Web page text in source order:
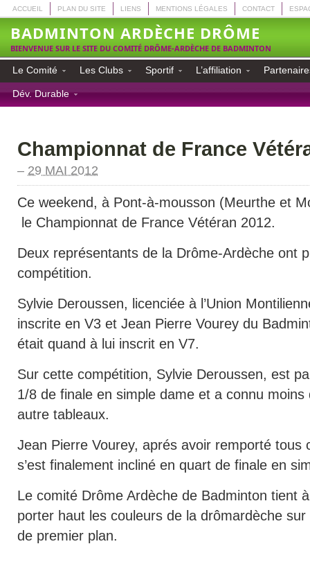
ACCUEIL PLAN DU SITE LIENS MENTIONS LÉGALES CONTACT
BADMINTON ARDÈCHE DRÔME
BIENVENUE SUR LE SITE DU COMITÉ DRÔME-ARDÈCHE DE BADMINTON
Le Comité Les Clubs Sportif L’affiliation
Dév. Durable
Championnat de France
– 29 MAI 2012
Ce weekend, à Pont-à-mousson (Meurthe et
le Championnat de France Vétéran 2012.
Deux représentants de la Drôme-Ardèche ont
compétition.
Sylvie Deroussen, licenciée à l’Union
inscrite en V3 et Jean Pierre Vourey du
était quand à lui inscrit en V7.
Sur cette compétition, Sylvie Deroussen, est
1/8 de finale en simple dame et a connu
autre tableaux.
Jean Pierre Vourey, aprés avoir remporté tous
s’est finalement incliné en quart de finale en
Le comité Drôme Ardèche de Badminton tient
porter haut les couleurs de la drômardèche
de premier plan.